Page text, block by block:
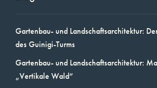
Gartenbau- und Landschaftsarchitektur:
des Guinigi-Turms
Gartenbau- und Landschaftsarchitektur:
„Vertikale Wald“